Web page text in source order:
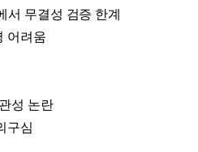
서 무결성 검증 한계
어려움
성 논란
구심